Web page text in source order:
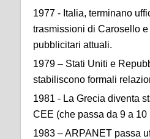
1977 - Italia, terminano
trasmissioni di Carosello
pubblicitari attuali.
1979 – Stati Uniti e
stabiliscono formali
1981 - La Grecia diventa
CEE (che passa da 9 a 10
1983 – ARPANET passa